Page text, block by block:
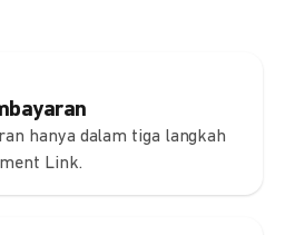
hanya dalam tiga langkah
Link.